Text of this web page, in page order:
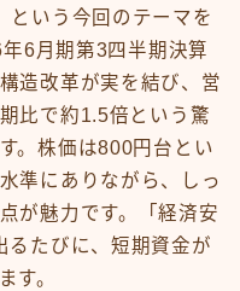
という今回のテーマを
6月期第3四半期決算
造改革が実を結び、営
比で約1.5倍という驚
。株価は800円台とい
準にありながら、しっ
が魅力です。「経済安
るたびに、短期資金が
す。